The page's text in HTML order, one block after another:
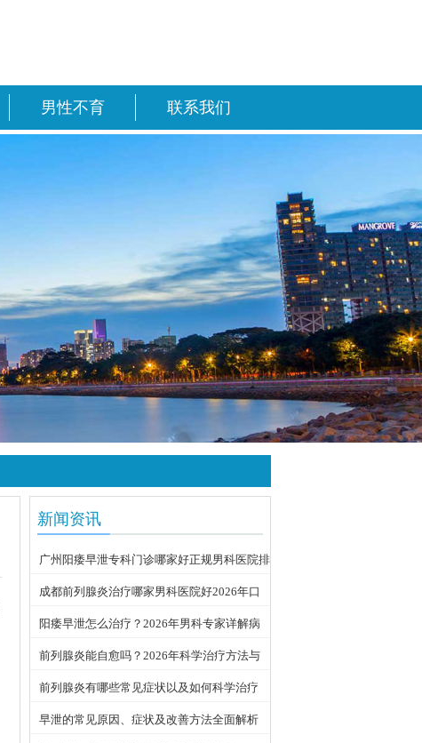
男性不育 联系我们
新闻资讯
广州阳痿早泄专科门诊哪家好正规男科医院排
名
成都前列腺炎治疗哪家男科医院好2026年口
碑推荐
阳痿早泄怎么治疗？2026年男科专家详解病
因与科学用药方案
前列腺炎能自愈吗？2026年科学治疗方法与
日常护理指南
前列腺炎有哪些常见症状以及如何科学治疗
早泄的常见原因、症状及改善方法全面解析